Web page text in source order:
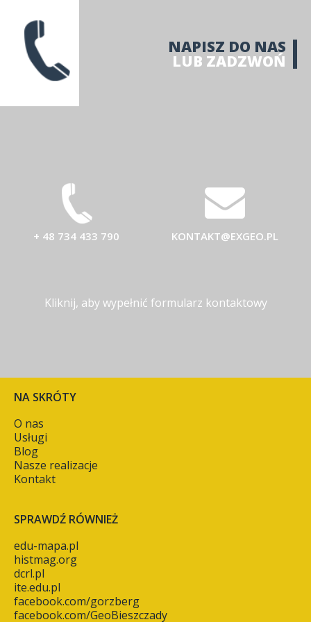
NAPISZ DO NAS
LUB ZADZWOŃ
+ 48 734 433 790 KONTAKT@EXGEO.PL
Kliknij, aby wypełnić formularz kontaktowy
NA SKRÓTY
O nas
Usługi
Blog
Nasze realizacje
Kontakt
SPRAWDŹ RÓWNIEŻ
edu-mapa.pl
histmag.org
dcrl.pl
ite.edu.pl
facebook.com/gorzberg
facebook.com/GeoBieszczady